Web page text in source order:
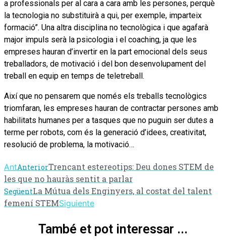
a professionals per al cara a cara amb les persones, perquè
la tecnologia no substituirà a qui, per exemple, imparteix
formació”. Una altra disciplina no tecnològica i que agafarà
major impuls serà la psicologia i el coaching, ja que les
empreses hauran d’invertir en la part emocional dels seus
treballadors, de motivació i del bon desenvolupament del
treball en equip en temps de teletreball.
Així que no pensarem que només els treballs tecnològics
triomfaran, les empreses hauran de contractar persones amb
habilitats humanes per a tasques que no puguin ser dutes a
terme per robots, com és la generació d’idees, creativitat,
resolució de problema, la motivació…
AntAnteriorTrencant estereotips: Deu dones STEM de
les que no hauràs sentit a parlar
SegüentLa Mútua dels Enginyers, al costat del talent
femení STEMSiguiente
També et pot interessar ...